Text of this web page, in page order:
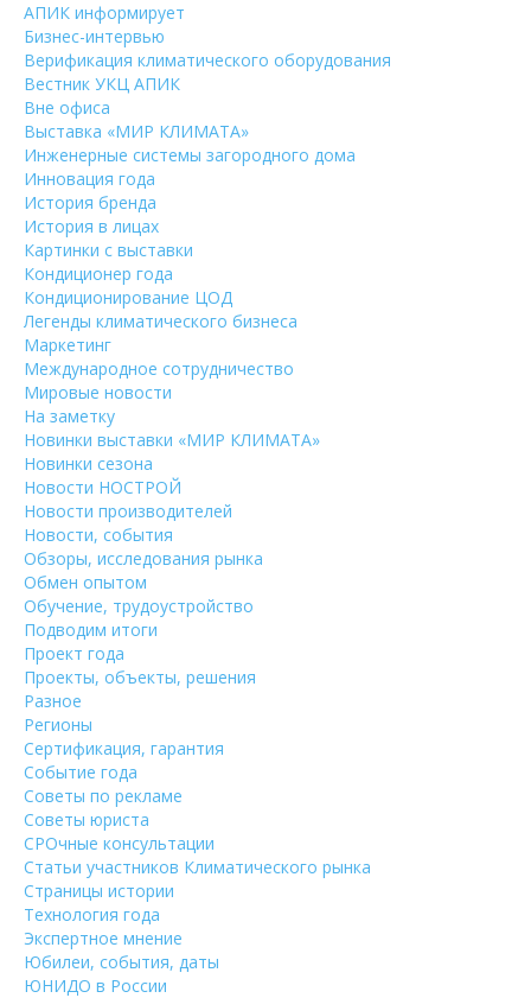
АПИК информирует
Бизнес-интервью
Верификация климатического оборудования
Вестник УКЦ АПИК
Вне офиса
Выставка «МИР КЛИМАТА»
Инженерные системы загородного дома
Инновация года
История бренда
История в лицах
Картинки с выставки
Кондиционер года
Кондиционирование ЦОД
Легенды климатического бизнеса
Маркетинг
Международное сотрудничество
Мировые новости
На заметку
Новинки выставки «МИР КЛИМАТА»
Новинки сезона
Новости НОСТРОЙ
Новости производителей
Новости, события
Обзоры, исследования рынка
Обмен опытом
Обучение, трудоустройство
Подводим итоги
Проект года
Проекты, объекты, решения
Разное
Регионы
Сертификация, гарантия
Событие года
Советы по рекламе
Советы юриста
СРОчные консультации
Статьи участников Климатического рынка
Страницы истории
Технология года
Экспертное мнение
Юбилеи, события, даты
ЮНИДО в России